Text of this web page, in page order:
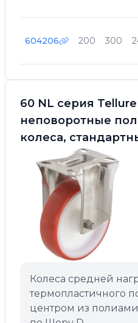
604206 200 300
60 NL серия
неповоротные
колеса,
Колеса средней
термопластичного
центром из